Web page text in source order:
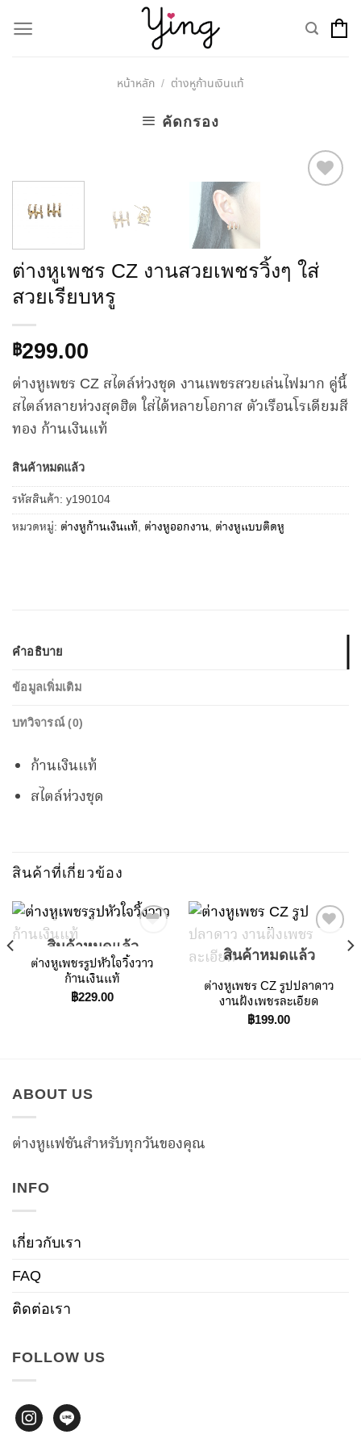
หน้าหลัก / ต่างหูก้านเงินแท้
คัดกรอง
ต่างหูเพชร CZ งานสวยเพชรวิ้งๆ ใส่
สวยเรียบหรู
฿299.00
ต่างหูเพชร CZ สไตล์ห่วงชุด งานเพชรสวยเล่นไฟมาก คู่นี้
สไตล์หลายห่วงสุดฮิต ใส่ได้หลายโอกาส ตัวเรือนโรเดียมสี
ทอง ก้านเงินแท้
สินค้าหมดแล้ว
รหัสสินค้า: y190104
หมวดหมู่: ต่างหูก้านเงินแท้, ต่างหูออกงาน, ต่างหูแบบติดหู
คำอธิบาย
ข้อมูลเพิ่มเติม
บทวิจารณ์ (0)
ก้านเงินแท้
สไตล์ห่วงชุด
สินค้าที่เกี่ยวข้อง
สินค้าหมดแล้ว
ต่างหูเพชรรูปหัวใจวิ้งวาว
ก้านเงินแท้
฿229.00
Wishlist
สินค้าหมดแล้ว
ต่างหูเพชร CZ รูปปลาดาว
งานฝังเพชรละเอียด
฿199.00
ABOUT US
ต่างหูแฟชันสำหรับทุกวันของคุณ
INFO
เกี่ยวกับเรา
FAQ
ติดต่อเรา
FOLLOW US
instagram
line